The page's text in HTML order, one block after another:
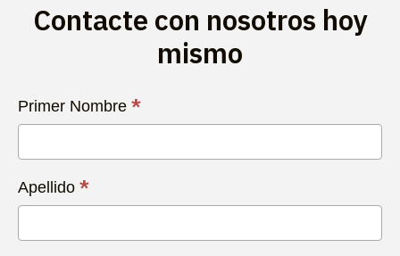
Contacte con nosotros hoy
mismo
Contacta
con
Hoy
Primer Nombre *
Apellido *